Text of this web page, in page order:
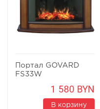
Портал GOVARD
FS33W
1 580 BYN
В корзину